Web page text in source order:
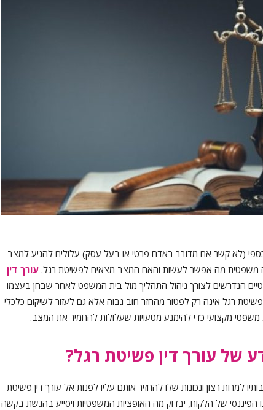
(לא קשר אם מדובר באדם פרטי או בעל עסק) עלולים להגיע למצב
משפטית מה אפשר לעשות והאם המצב מצאים לפשיטת רגל. עורך דין
הנדרשים לצורך ניהול התהליך מול בית המשפט לאחר שבחן בעצמו
רגל אינה רק לפטור מהחזר חוב גבוה אלא גם לעזור לשיקום כלכלי
משפטי מקצועי כדי להימנע מטעויות שעלולות להחמיר את המצב.
של עורך דין פשיטת רגל?
למרות רצון ונכונות שלו להחזיר אותם עליו לפנות אל עורך דין פשיטת
של הלקוח, יבדוק מה האופציות המשפטיות ויסייע בהגשת בקשה